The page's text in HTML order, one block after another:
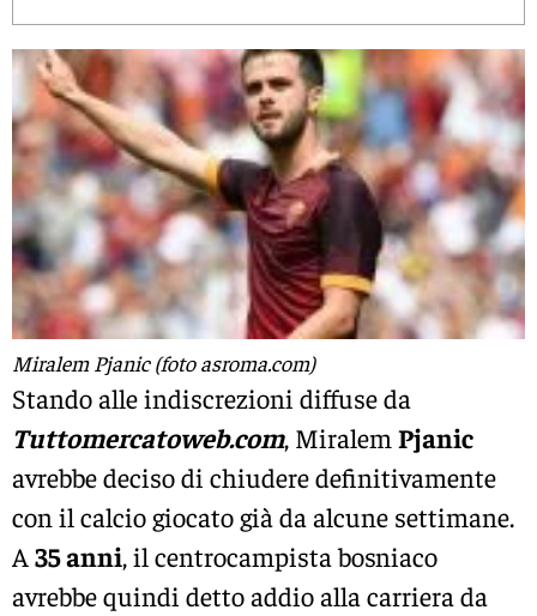
Miralem Pjanic (foto asroma.com)
Stando alle indiscrezioni diffuse da
Tuttomercatoweb.com, Miralem Pjanic
avrebbe deciso di chiudere definitivamente
con il calcio giocato già da alcune settimane.
A 35 anni, il centrocampista bosniaco
avrebbe quindi detto addio alla carriera da